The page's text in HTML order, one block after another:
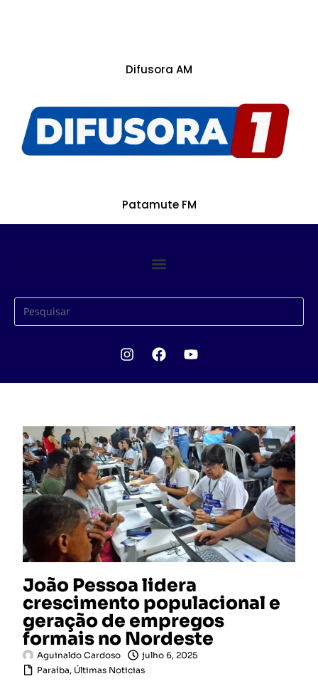
Difusora AM
Patamute FM
João Pessoa lidera
crescimento populacional e
geração de empregos
formais no Nordeste
Aguinaldo Cardoso
julho 6, 2025
Paraíba, Últimas Noticias